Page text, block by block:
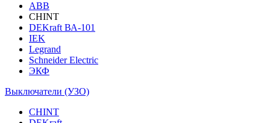
ABB
CHINT
DEKraft ВА-101
IEK
Legrand
Schneider Electric
ЭКФ
Выключатели (УЗО)
CHINT